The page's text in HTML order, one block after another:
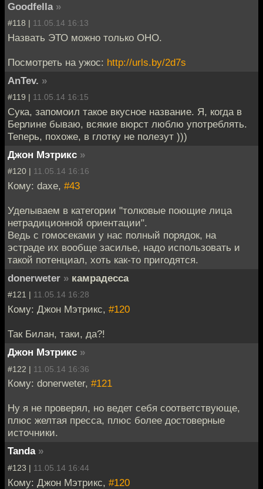
Goodfella »
#118 | 11.05.14 16:13
Назвать ЭТО можно только ОНО.
Посмотреть на ужос: http://urls.by/2d7s
AnTev. »
#119 | 11.05.14 16:15
Сука, запомоил такое вкусное название. Я, когда в
Берлине бываю, всякие вюрст люблю употреблять.
Теперь, похоже, в глотку не полезут )))
Джон Мэтрикс »
#120 | 11.05.14 16:16
Кому: daxe, #43
Уделываем в категории "толковые поющие лица
нетрадиционной ориентации".
Ведь с гомосеками у нас полный порядок, на
эстраде их вообще засилье, надо использовать и
такой потенциал, хоть как-то пригодятся.
donerweter » камрадесса
#121 | 11.05.14 16:28
Кому: Джон Мэтрикс, #120
Так Билан, таки, да?!
Джон Мэтрикс »
#122 | 11.05.14 16:36
Кому: donerweter, #121
Ну я не проверял, но ведет себя соответствующе,
плюс желтая пресса, плюс более достоверные
источники.
Tanda »
#123 | 11.05.14 16:44
Кому: Джон Мэтрикс, #120